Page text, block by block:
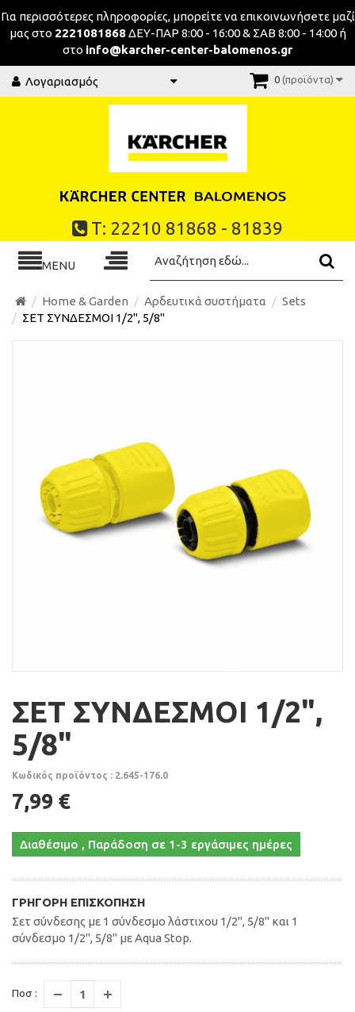
Για περισσότερες πληροφορίες, μπορείτε να επικοινωνήσeτε μαζί
μας στο 2221081868ΔΕΥ-ΠΑΡ 8:00 - 16:00 & ΣΑΒ 8:00 - 14:00 ή
στο info@karcher-center-balomenos.gr
Λογαριασμός 0 (προϊόντα)
Τ: 22210 81868 - 81839
MENU
Home & Garden Αρδευτικά συστήματα
Sets
ΣΕΤ ΣΥΝΔΕΣΜΟΙ 1/2", 5/8"
ΣΕΤ ΣΥΝΔΕΣΜΟΙ 1/2",
5/8"
Κωδικός προϊόντος : 2.645-176.0
7,99 €
Διαθέσιμο , Παράδοση σε 1-3 εργάσιμες ημέρες
ΓΡΉΓΟΡΗ ΕΠΙΣΚΌΠΗΣΗ
Σετ σύνδεσης με 1 σύνδεσμο λάστιχου 1/2", 5/8" και 1
σύνδεσμο 1/2", 5/8" με Aqua Stop.
Ποσ :